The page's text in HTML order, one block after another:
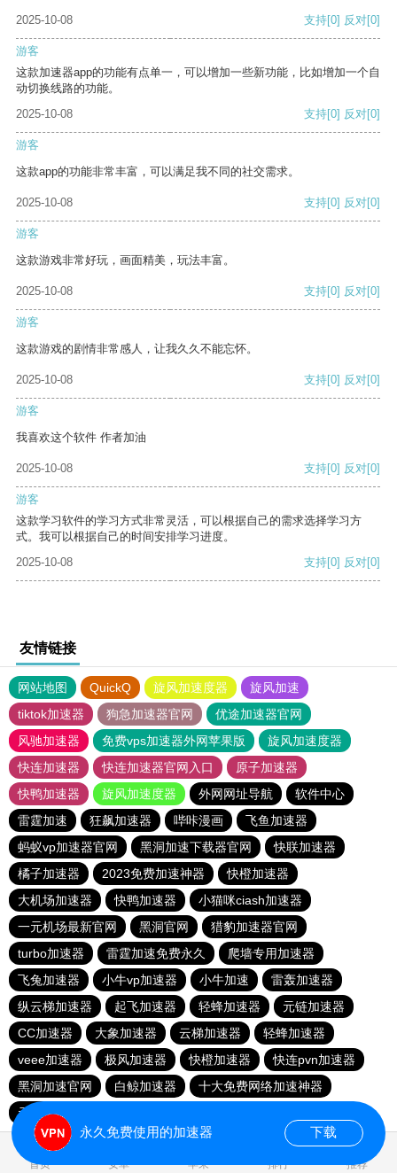
2025-10-08 支持[0] 反对[0]
游客
这款加速器app的功能有点单一，可以增加一些新功能，比如增加一个自
动切换线路的功能。
2025-10-08
支持[0] 反对[0]
游客
这款app的功能非常丰富，可以满足我不同的社交需求。
2025-10-08 支持[0] 反对[0]
游客
这款游戏非常好玩，画面精美，玩法丰富。
2025-10-08 支持[0] 反对[0]
游客
这款游戏的剧情非常感人，让我久久不能忘怀。
2025-10-08 支持[0] 反对[0]
游客
我喜欢这个软件 作者加油
2025-10-08 支持[0] 反对[0]
游客
这款学习软件的学习方式非常灵活，可以根据自己的需求选择学习方
式。我可以根据自己的时间安排学习进度。
2025-10-08
支持[0] 反对[0]
友情链接
网站地图 QuickQ 旋风加速度器
旋风加速
tiktok加速器
狗急加速器官网
优途加速器官网
风驰加速器
免费vps加速器外网苹果版
旋风加速度器
快连加速器
快连加速器官网入口
原子加速器
快鸭加速器
旋风加速度器 外网网址导航
软件中心
雷霆加速
狂飙加速器 哔咔漫画
飞鱼加速器
蚂蚁vp加速器官网
黑洞加速下载器官网
快联加速器
橘子加速器
2023免费加速神器
快橙加速器
大机场加速器
快鸭加速器
小猫咪ciash加速器
一元机场最新官网
黑洞官网
猎豹加速器官网
turbo加速器
雷霆加速免费永久
爬墙专用加速器
飞兔加速器
小牛vp加速器 小牛加速
雷轰加速器
纵云梯加速器
起飞加速器 轻蜂加速器
元链加速器
CC加速器
大象加速器 云梯加速器
轻蜂加速器
veee加速器
极风加速器 快橙加速器
快连pvn加速器
黑洞加速官网
白鲸加速器
十大免费网络加速神器
元链加速器
首页 安卓 苹果 排行 推荐
永久免费使用的加速器 下载
0.149951s